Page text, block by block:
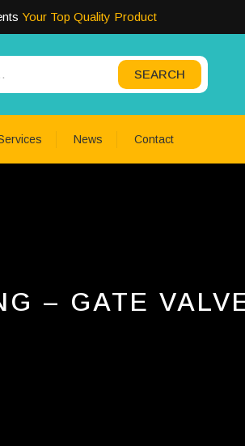
Your Top Quality Product
SEARCH
News Contact
– GATE